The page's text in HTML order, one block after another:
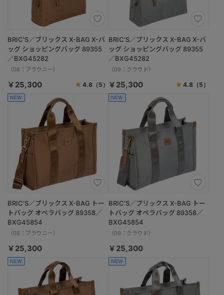
BRIC'S／ブリックス X-BAG X-バ
ッグ ショッピングバッグ 89355
／BXG45282
（08：ブラウニー）
￥25,300 4.8（5）
BRIC'S／ブリックス X-BAG X-バ
ッグ ショッピングバッグ 89355
／BXG45282
（09：クラウド）
￥25,300 4.8 （5）
NEW
BRIC'S／ブリックス X-BAG トー
トバッグ オペラバッグ 89358／
BXG45854
（08：ブラウニー）
￥25,300
NEW
BRIC'S／ブリックス X-BAG トー
トバッグ オペラバッグ 89358／
BXG45854
（09：クラウド）
￥25,300
NEW NEW